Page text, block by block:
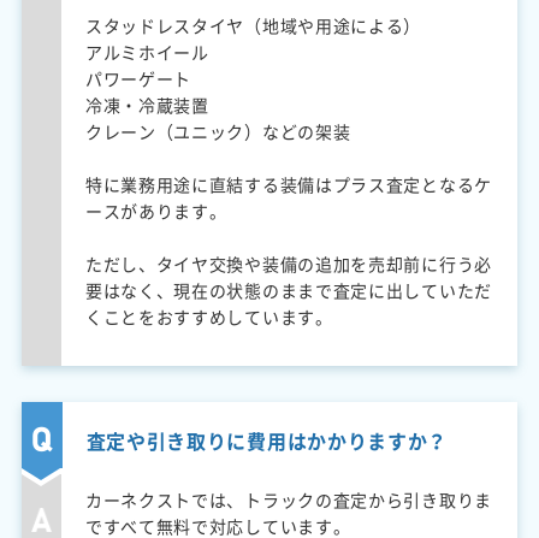
スタッドレスタイヤ（地域や用途による）
アルミホイール
パワーゲート
冷凍・冷蔵装置
クレーン（ユニック）などの架装
特に業務用途に直結する装備はプラス査定となるケ
ースがあります。
ただし、タイヤ交換や装備の追加を売却前に行う必
要はなく、現在の状態のままで査定に出していただ
くことをおすすめしています。
査定や引き取りに費用はかかりますか？
カーネクストでは、トラックの査定から引き取りま
ですべて無料で対応しています。